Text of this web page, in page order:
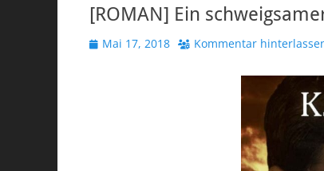
[ROMAN] Ein
Veröffentlicht
Mai 17, 2018 Kommentar